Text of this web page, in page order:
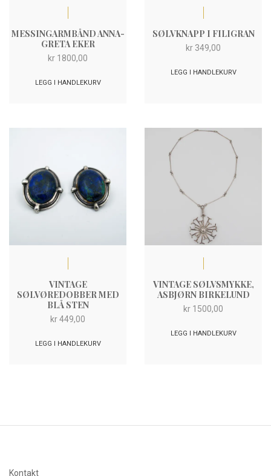
MESSINGARMBÅND ANNA-
GRETA EKER
kr 1800,00
LEGG I HANDLEKURV
SØLVKNAPP I FILIGRAN
kr 349,00
LEGG I HANDLEKURV
VINTAGE
SØLVØREDOBBER MED
BLÅ STEN
kr449,00
LEGG I HANDLEKURV
VINTAGE SØLVSMYKKE,
ASBJØRN BIRKELUND
kr 1500,00
LEGG I HANDLEKURV
Kontakt